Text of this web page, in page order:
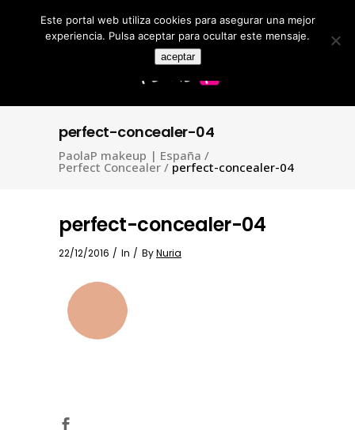
Search
for:
perfect-concealer-04
PaolaP makeup | España /
Perfect Concealer / perfect-concealer-04
perfect-concealer-04
22/12/2016 In ByNuria
Este portal web utiliza cookies para asegurar una mejor
experiencia. Pulsa aceptar para ocultar este mensaje.
aceptar